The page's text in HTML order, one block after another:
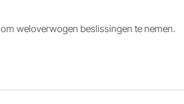
Transpara
glas
9,3 lbs /
weloverwogen beslissingen te nemen.